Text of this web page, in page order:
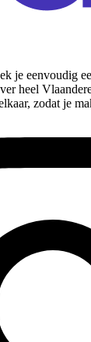
je eenvoudig
heel
zodat je